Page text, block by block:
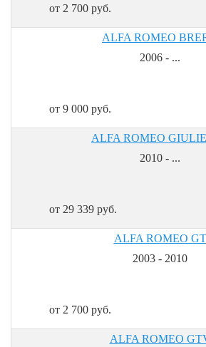
от 2 700 руб.
ALFA ROMEO
2006 - ...
от 9 000 руб.
ALFA ROMEO
2010 - ...
от 29 339 руб.
ALFA ROMEO GT
2003 - 2010
от 2 700 руб.
ALFA ROMEO